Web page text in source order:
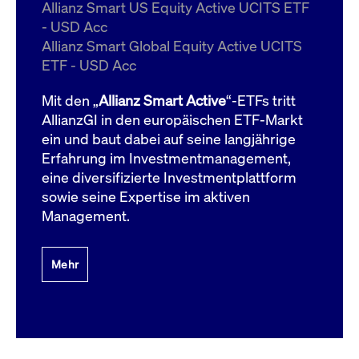
Allianz Smart US Equity Active UCITS ETF
- USD Acc
Allianz Smart Global Equity Active UCITS
ETF - USD Acc
Mit den „Allianz Smart Active“-ETFs tritt
AllianzGI in den europäischen ETF-Markt
ein und baut dabei auf seine langjährige
Erfahrung im Investmentmanagement,
eine diversifizierte Investmentplattform
sowie seine Expertise im aktiven
Management.
Mehr
ApplicationGatewayAffinityCORS
boerse.com
Domain
bis